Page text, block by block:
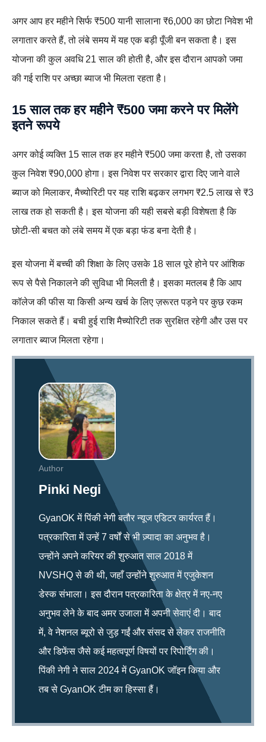
अगर आप हर महीने सिर्फ ₹500 यानी सालाना ₹6,000 का छोटा निवेश भी
लगातार करते हैं, तो लंबे समय में यह एक बड़ी पूँजी बन सकता है। इस
योजना की कुल अवधि 21 साल की होती है, और इस दौरान आपको जमा
की गई राशि पर अच्छा ब्याज भी मिलता रहता है।
15 साल तक हर महीने ₹500 जमा करने पर मिलेंगे
इतने रूपये
अगर कोई व्यक्ति 15 साल तक हर महीने ₹500 जमा करता है, तो उसका
कुल निवेश ₹90,000 होगा। इस निवेश पर सरकार द्वारा दिए जाने वाले
ब्याज को मिलाकर, मैच्योरिटी पर यह राशि बढ़कर लगभग ₹2.5 लाख से ₹3
लाख तक हो सकती है। इस योजना की यही सबसे बड़ी विशेषता है कि
छोटी-सी बचत को लंबे समय में एक बड़ा फंड बना देती है।
इस योजना में बच्ची की शिक्षा के लिए उसके 18 साल पूरे होने पर आंशिक
रूप से पैसे निकालने की सुविधा भी मिलती है। इसका मतलब है कि आप
कॉलेज की फीस या किसी अन्य खर्च के लिए ज़रूरत पड़ने पर कुछ रकम
निकाल सकते हैं। बची हुई राशि मैच्योरिटी तक सुरक्षित रहेगी और उस पर
लगातार ब्याज मिलता रहेगा।
Author
Pinki Negi
GyanOK में पिंकी नेगी बतौर न्यूज एडिटर कार्यरत हैं।
पत्रकारिता में उन्हें 7 वर्षों से भी ज़्यादा का अनुभव है।
उन्होंने अपने करियर की शुरुआत साल 2018 में
NVSHQ से की थी, जहाँ उन्होंने शुरुआत में एजुकेशन
डेस्क संभाला। इस दौरान पत्रकारिता के क्षेत्र में नए-नए
अनुभव लेने के बाद अमर उजाला में अपनी सेवाएं दी। बाद
में, वे नेशनल ब्यूरो से जुड़ गईं और संसद से लेकर राजनीति
और डिफेंस जैसे कई महत्वपूर्ण विषयों पर रिपोर्टिंग की।
पिंकी नेगी ने साल 2024 में GyanOK जॉइन किया और
तब से GyanOK टीम का हिस्सा हैं।